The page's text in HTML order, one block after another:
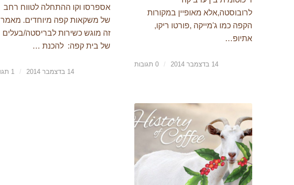
לרובוסטה,אלא מאופיין במקורות
הקפה כמו ג'מייקה ,פורטו ריקו,
אתיופ…
14 בדצמבר 2014 / 0 תגובות
אספרסו וקו ההתחלה לטווח רחב
של משקאות קפה מיוחדים. מאמר
זה מוגש כשירות לבריסטה/בעלים
של בית קפה: להכנת …
14 בדצמבר 2014 / 1 תגובה